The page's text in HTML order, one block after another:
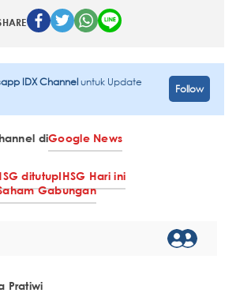
IDX Channeluntuk Update
Follow
diGoogle News
ditutupIHSG Hari ini
Gabungan
Pratiwi